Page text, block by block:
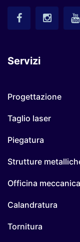
Servizi
Progettazione
Taglio laser
Piegatura
Strutture
Officina meccanica
Calandratura
Tornitura